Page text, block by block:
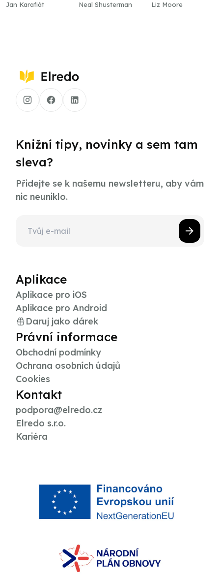
Jan Karafiát
Neal Shusterman
Liz Moore
Knižní tipy, novinky a sem tam
sleva?
Přidejte se k našemu newsletteru, aby vám
nic neuniklo.
Aplikace
Aplikace pro iOS
Aplikace pro Android
Daruj jako dárek
Právní informace
Obchodní podmínky
Ochrana osobních údajů
Cookies
Kontakt
podpora@elredo.cz
Elredo s.r.o.
Kariéra